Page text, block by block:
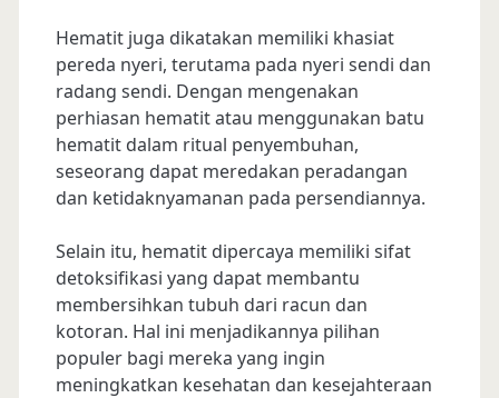
Hematit juga dikatakan memiliki khasiat
pereda nyeri, terutama pada nyeri sendi dan
radang sendi. Dengan mengenakan
perhiasan hematit atau menggunakan batu
hematit dalam ritual penyembuhan,
seseorang dapat meredakan peradangan
dan ketidaknyamanan pada persendiannya.
Selain itu, hematit dipercaya memiliki sifat
detoksifikasi yang dapat membantu
membersihkan tubuh dari racun dan
kotoran. Hal ini menjadikannya pilihan
populer bagi mereka yang ingin
meningkatkan kesehatan dan kesejahteraan